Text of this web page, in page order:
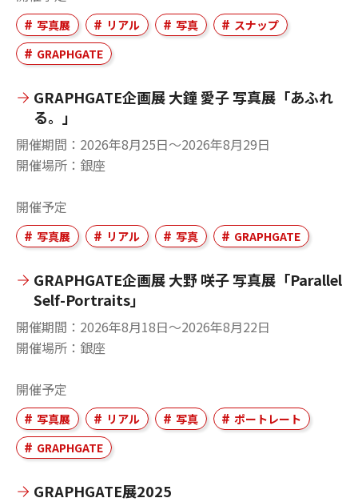
写真展 リアル 写真
スナップ
GRAPHGATE
GRAPHGATE企画展 大鐘 愛子 写真展「あふれ
る。」
開催期間
2026年8月25日〜2026年8月29日
開催場所
銀座
開催予定
写真展 リアル 写真 GRAPHGATE
GRAPHGATE企画展 大野 咲子 写真展「Parallel
Self-Portraits」
開催期間
2026年8月18日〜2026年8月22日
開催場所
銀座
開催予定
写真展 リアル 写真
ポートレート
GRAPHGATE
GRAPHGATE展2025